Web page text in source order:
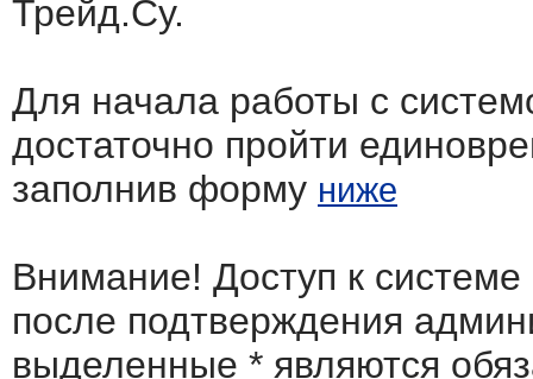
Трейд.Су.
Для начала работы с
достаточно пройти
заполнив форму ниже
Внимание! Доступ к
после подтверждения
выделенные * являются